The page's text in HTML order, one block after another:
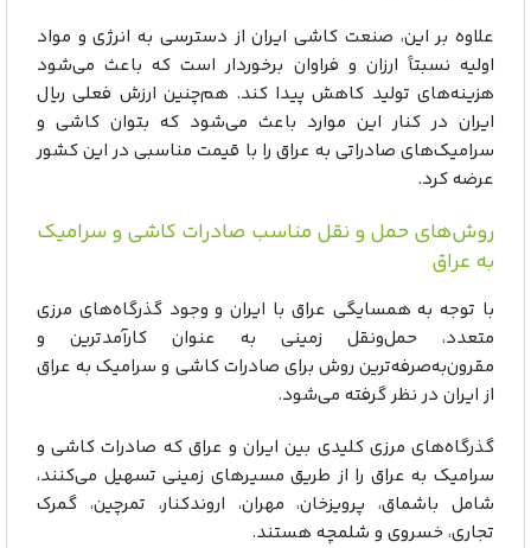
علاوه بر این، صنعت کاشی ایران از دسترسی به انرژی و مواد
اولیه نسبتاً ارزان و فراوان برخوردار است که باعث می‌شود
هزینه‌های تولید کاهش پیدا کند. هم‌چنین ارزش فعلی ریال
ایران در کنار این موارد باعث می‌شود که بتوان کاشی و
سرامیک‌های صادراتی به عراق را با قیمت مناسبی در این کشور
عرضه کرد.
روش‌های حمل و نقل مناسب صادرات کاشی و سرامیک
به عراق
با توجه به همسایگی عراق با ایران و وجود گذرگاه‌های مرزی
متعدد، حمل‌ونقل زمینی به عنوان کارآمدترین و
مقرون‌به‌صرفه‌ترین روش برای صادرات کاشی و سرامیک به عراق
از ایران در نظر گرفته می‌شود.
گذرگاه‌های مرزی کلیدی بین ایران و عراق که صادرات کاشی و
سرامیک به عراق را از طریق مسیرهای زمینی تسهیل می‌کنند،
شامل باشماق، پرویزخان، مهران، اروندکنار، تمرچین، گمرک
تجاری، خسروی و شلمچه هستند.